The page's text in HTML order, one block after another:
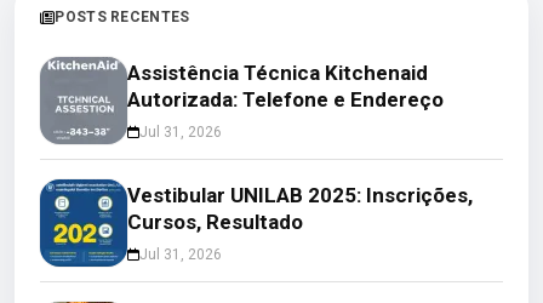
POSTS RECENTES
Assistência Técnica Kitchenaid
Autorizada: Telefone e Endereço
Jul 31, 2026
Vestibular UNILAB 2025: Inscrições,
Cursos, Resultado
Jul 31, 2026